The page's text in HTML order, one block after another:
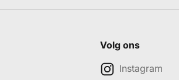
Volg ons
Instagram